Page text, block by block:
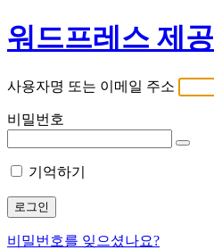
워드프레스 제공
사용자명 또는 이메일 주소
비밀번호
기억하기
비밀번호를 잊으셨나요?